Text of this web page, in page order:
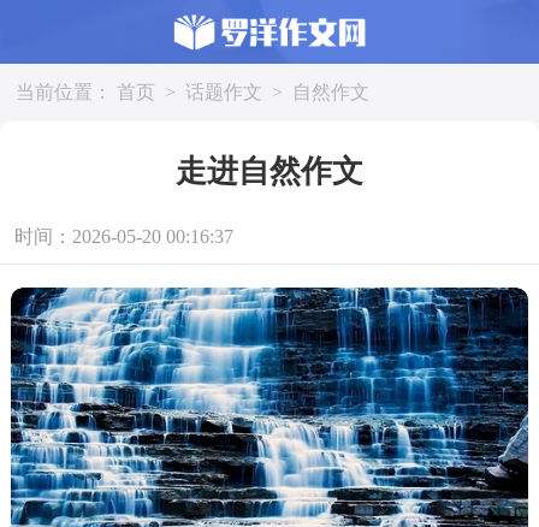
当前位置： 首页 > 话题作文 > 自然作文
走进自然作文
时间：2026-05-20 00:16:37